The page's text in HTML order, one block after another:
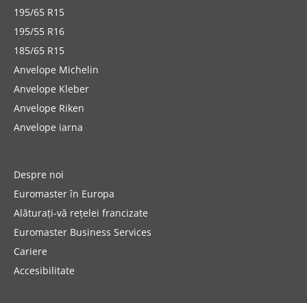
195/65 R15
195/55 R16
185/65 R15
Anvelope Michelin
Anvelope Kleber
Anvelope Riken
Anvelope iarna
Despre noi
Euromaster în Europa
Alăturați-vă rețelei francizate
Euromaster Business Services
Cariere
Accesibilitate